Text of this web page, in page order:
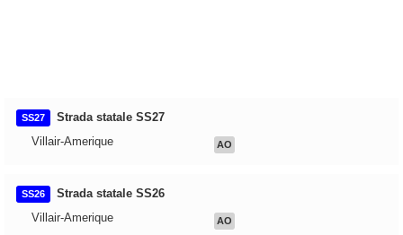
SS27
Strada statale SS27
Villair-Amerique
AO
SS26
Strada statale SS26
Villair-Amerique
AO